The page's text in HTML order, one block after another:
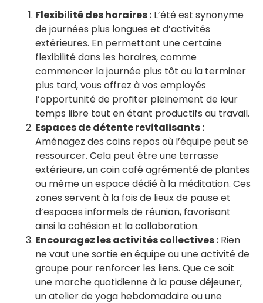
Flexibilité des horaires : L’été est synonyme
de journées plus longues et d’activités
extérieures. En permettant une certaine
flexibilité dans les horaires, comme
commencer la journée plus tôt ou la terminer
plus tard, vous offrez à vos employés
l’opportunité de profiter pleinement de leur
temps libre tout en étant productifs au travail.
Espaces de détente revitalisants :
Aménagez des coins repos où l’équipe peut se
ressourcer. Cela peut être une terrasse
extérieure, un coin café agrémenté de plantes
ou même un espace dédié à la méditation. Ces
zones servent à la fois de lieux de pause et
d’espaces informels de réunion, favorisant
ainsi la cohésion et la collaboration.
Encouragez les activités collectives : Rien
ne vaut une sortie en équipe ou une activité de
groupe pour renforcer les liens. Que ce soit
une marche quotidienne à la pause déjeuner,
un atelier de yoga hebdomadaire ou une